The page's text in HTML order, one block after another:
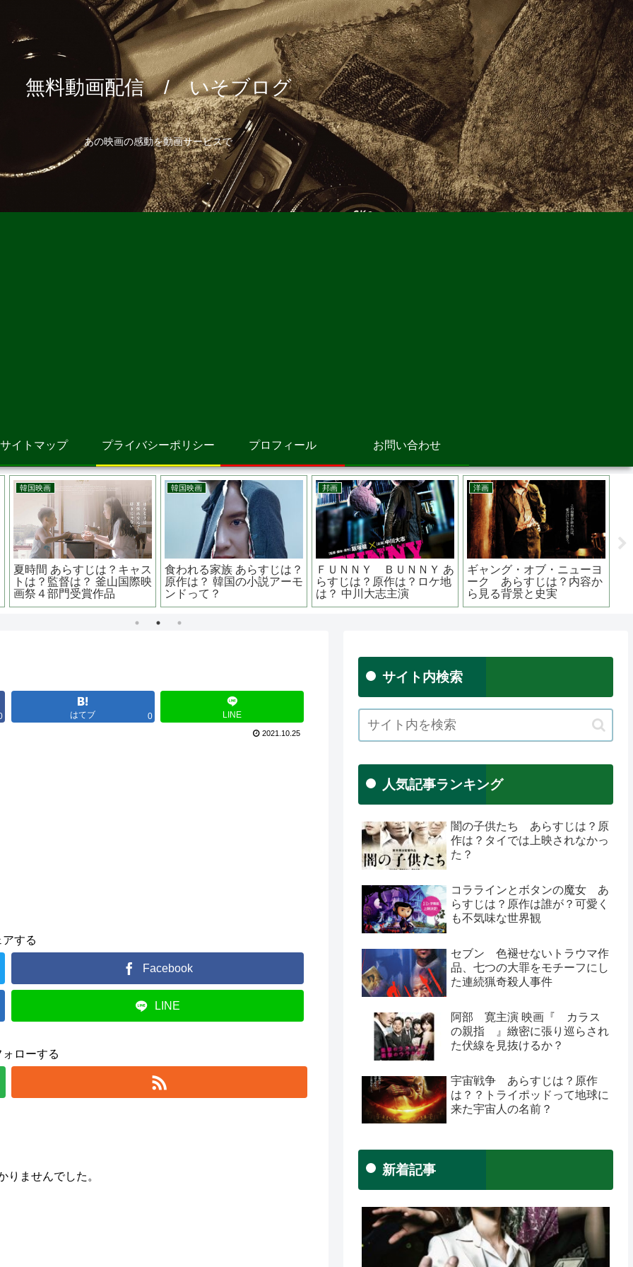
無料動画配信 / いそブログ
あの映画の感動を動画サービスで
サイトマップ プライバシーポリシー プロフィール お問い合わせ
園 あらすじは？原
広瀬アリスがカリス
ー？？
コララインとボタンの魔
女 あらすじは？原作は誰
が？可愛くも不気味な世界
観
リョーマ！The Prince
Of Tennis 新生劇場版テニ
スの王子様 あらすじは？声
優は？
邦画
痛くない死に方~在宅医と
患者と家族の物語~あらす
じは？原作は？監督 高橋
伴明
洋画
ビバリウム
作は？トラ
はてブ 0 LINE
2021.10.25
する
Facebook
LINE
ローする
りませんでした。
サイト内検索
人気記事ランキング
闇の子供たち あらすじは？原
作は？タイでは上映されなかっ
た？
コララインとボタンの魔女 あ
らすじは？原作は誰が？可愛く
も不気味な世界観
セブン 色褪せないトラウマ作
品、七つの大罪をモチーフにし
た連続猟奇殺人事件
阿部 寛主演 映画『 カラス
の親指 』緻密に張り巡らされ
た伏線を見抜けるか？
宇宙戦争 あらすじは？原作
は？？トライポッドって地球に
来た宇宙人の名前？
新着記事